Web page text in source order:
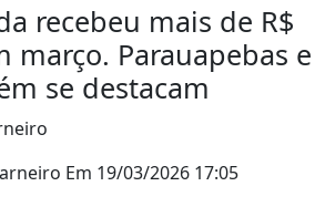
recebeu mais de R$
março. Parauapebas e
se destacam
Em 19/03/2026 17:05